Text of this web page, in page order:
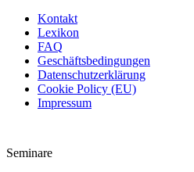
Kontakt
Lexikon
FAQ
Geschäftsbedingungen
Datenschutzerklärung
Cookie Policy (EU)
Impressum
Seminare